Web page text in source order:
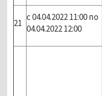
21
с 04.04.2022 11:00 по
04.04.2022 12:00